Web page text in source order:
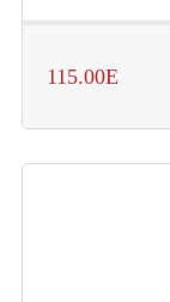
115.00E